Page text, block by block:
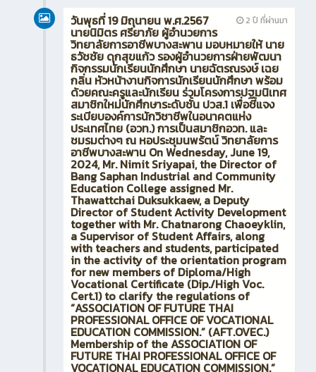
2 ปี ที่ผ่านมา
วันพุธที่ 19 มิถุนายน พ.ศ.2567
นายนิมิตร ศรียาภัย ผู้อำนวยการ
วิทยาลัยการอาชีพบางสะพาน มอบหมายให้ นาย
ธวัชชัย ดุกสุขแก้ว รองผู้อำนวยการฝ่ายพัฒนา
กิจกรรมนักเรียนนักศึกษา นายฉัตรณรงษ์ เฉย
กลิ่น หัวหน้างานกิจการนักเรียนนักศึกษา พร้อม
ด้วยคณะครูและนักเรียน ร่วมโครงการปฐมนิเทศ
สมาชิกใหม่นักศึกษาระดับชั้น ปวส.1 เพื่อชี้แจง
ระเบียบองค์การนักวิชาชีพในอนาคตแห่ง
ประเทศไทย (อวท.) การเป็นสมาชิกอวท. และ
ชมรมต่างๆ ณ หอประชุมนพรัตน์ วิทยาลัยการ
อาชีพบางสะพาน On Wednesday, June 19,
2024, Mr. Nimit Sriyapai, the Director of
Bang Saphan Industrial and Community
Education College assigned Mr.
Thawattchai Duksukkaew, a Deputy
Director of Student Activity Development
together with Mr. Chatnarong Chaoeyklin,
a Supervisor of Student Affairs, along
with teachers and students, participated
in the activity of the orientation program
for new members of Diploma/High
Vocational Certificate (Dip./High Voc.
Cert.1) to clarify the regulations of
“ASSOCIATION OF FUTURE THAI
PROFESSIONAL OFFICE OF VOCATIONAL
EDUCATION COMMISSION.” (AFT.OVEC.)
Membership of the ASSOCIATION OF
FUTURE THAI PROFESSIONAL OFFICE OF
VOCATIONAL EDUCATION COMMISSION.”